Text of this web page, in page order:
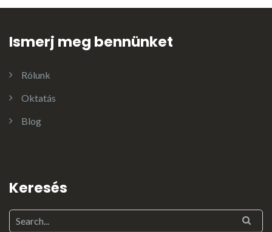
Ismerj meg bennünket
Rólunk
Oktatás
Blog
Keresés